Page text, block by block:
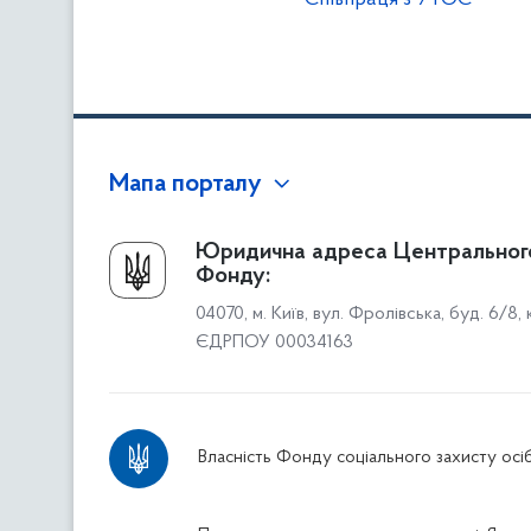
Мапа порталу
Про Фонд
Керівництво
Структура Фонду
Територіальні відділення
Дніпропетровське відділення
Юридична адреса
Фонду:
04070, м. Київ, вул. Фролівська, буд. 6/8,
ЄДРПОУ 00034163
Власність Фонду соціального захисту осіб